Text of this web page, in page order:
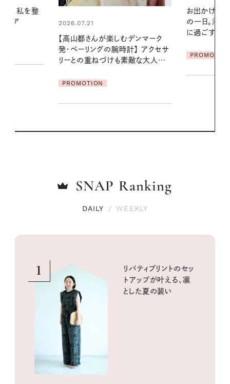
の一日。汗ばむ季節を「ごきげん」
PROMOTION
真夏に向け
やりジェルと
地よくうるお
SNAP Ranking
DAILY / WEEKLY
1
リバティプリントのセッ
トアップが叶える、凛
とした夏の装い